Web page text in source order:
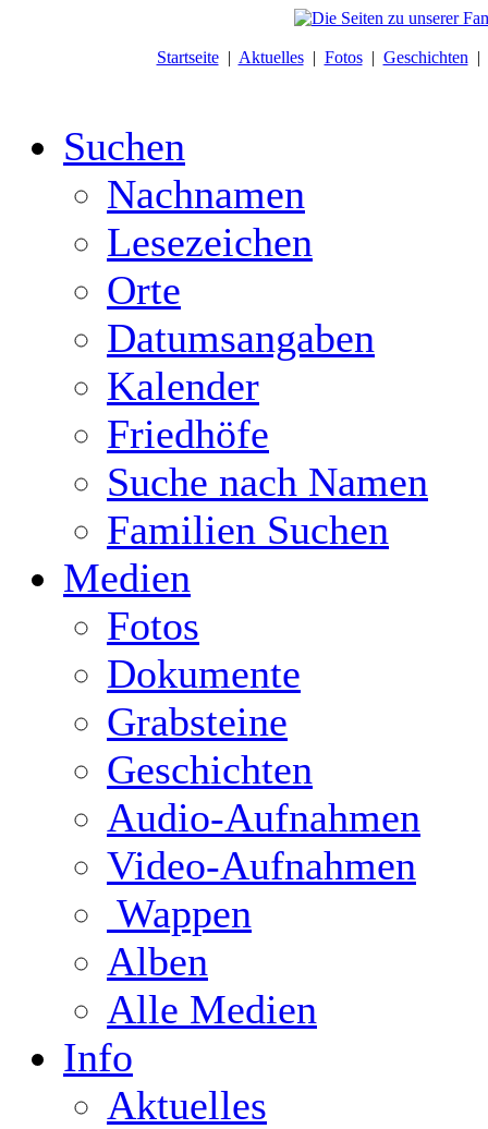
Startseite| Aktuelles| Fotos| Geschichten |
Suchen
Nachnamen
Lesezeichen
Orte
Datumsangaben
Kalender
Friedhöfe
Suche nach Namen
Familien Suchen
Medien
Fotos
Dokumente
Grabsteine
Geschichten
Audio-Aufnahmen
Video-Aufnahmen
Wappen
Alben
Alle Medien
Info
Aktuelles